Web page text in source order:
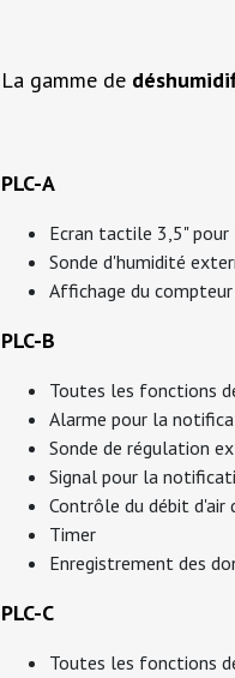
La gamme de
PLC-A
Ecran tactile 3,5"
Sonde d'humidité
Affichage du
PLC-B
Toutes les fonctions
Alarme pour la
Sonde de régulation
Signal pour la
Contrôle du débit d'air
Timer
Enregistrement des
PLC-C
Toutes les fonctions